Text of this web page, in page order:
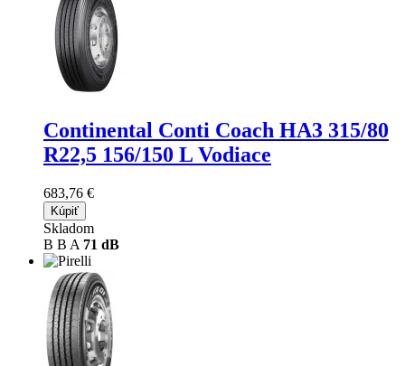
Continental Conti Coach HA3 315/80
R22,5 156/150 L Vodiace
683,76 €
Kúpiť
Skladom
B B A 71 dB